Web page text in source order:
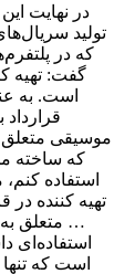
در نهایت
تولید
که در
گفت: تهیه
است. به
موسیقی متعلق
که ساخته
استفاده کنم،
تهیه کننده در
… متعلق به
استفاده‌ای
است که